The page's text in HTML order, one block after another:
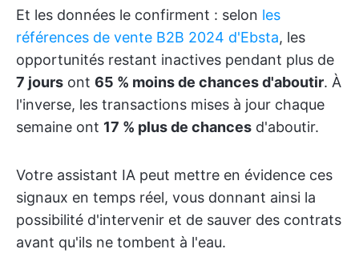
Et les données le confirment : selon les
références de vente B2B 2024 d'Ebsta, les
opportunités restant inactives pendant plus de
7 jours ont 65 % moins de chances d'aboutir. À
l'inverse, les transactions mises à jour chaque
semaine ont 17 % plus de chances d'aboutir.
Votre assistant IA peut mettre en évidence ces
signaux en temps réel, vous donnant ainsi la
possibilité d'intervenir et de sauver des contrats
avant qu'ils ne tombent à l'eau.